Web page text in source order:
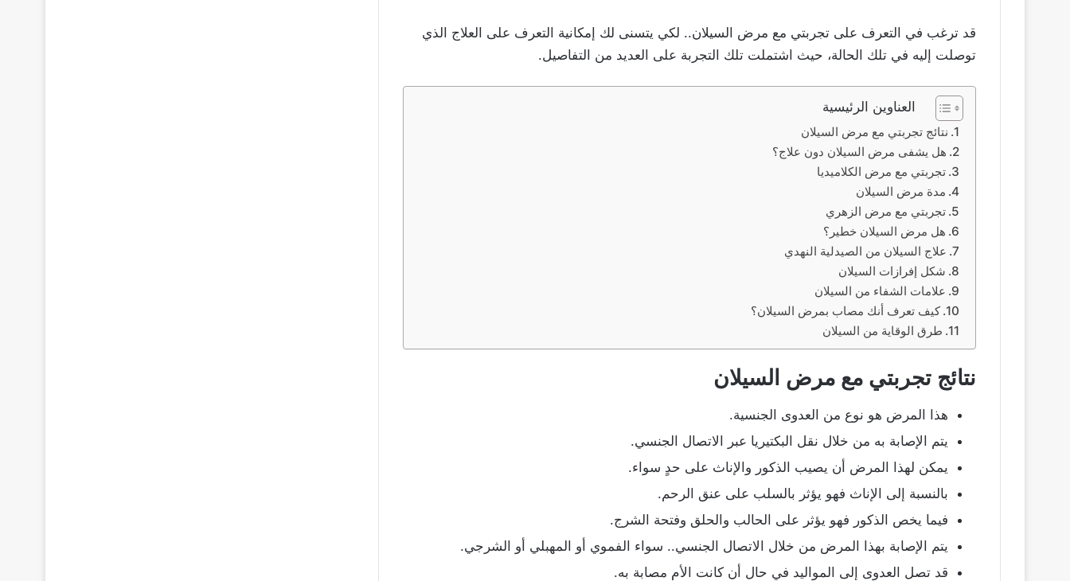
قد ترغب في التعرف على تجربتي مع مرض السيلان.. لكي يتسنى لك إمكانية التعرف على العلاج الذي
توصلت إليه في تلك الحالة، حيث اشتملت تلك التجربة على العديد من التفاصيل.
العناوين الرئيسية
نتائج تجربتي مع مرض السيلان
هل يشفى مرض السيلان دون علاج؟
تجربتي مع مرض الكلاميديا
مدة مرض السيلان
تجربتي مع مرض الزهري
هل مرض السيلان خطير؟
علاج السيلان من الصيدلية النهدي
شكل إفرازات السيلان
علامات الشفاء من السيلان
كيف تعرف أنك مصاب بمرض السيلان؟
طرق الوقاية من السيلان
نتائج تجربتي مع مرض السيلان
هذا المرض هو نوع من العدوى الجنسية.
يتم الإصابة به من خلال نقل البكتيريا عبر الاتصال الجنسي.
يمكن لهذا المرض أن يصيب الذكور والإناث على حدٍ سواء.
بالنسبة إلى الإناث فهو يؤثر بالسلب على عنق الرحم.
فيما يخص الذكور فهو يؤثر على الحالب والحلق وفتحة الشرج.
يتم الإصابة بهذا المرض من خلال الاتصال الجنسي.. سواء الفموي أو المهبلي أو الشرجي.
قد تصل العدوى إلى المواليد في حال أن كانت الأم مصابة به.